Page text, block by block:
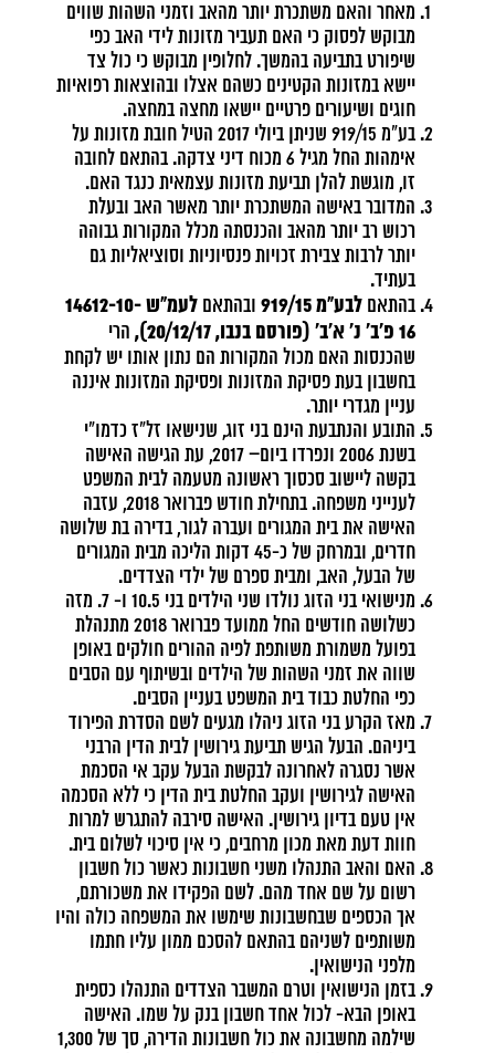
מאחר והאם משתכרת יותר מהאב וזמני השהות שווים
מבוקש לפסוק כי האם תעביר מזונות לידי האב כפי
שיפורט בתביעה בהמשך. לחלופין מבוקש כי כול צד
יישא במזונות הקטינים כשהם אצלו ובהוצאות רפואיות
חוגים ושיעורים פרטיים יישאו מחצה במחצה.
בע"מ 919/15 שניתן ביולי 2017 הטיל חובת מזונות על
אימהות החל מגיל 6 מכוח דיני צדקה. בהתאם לחובה
זו, מוגשת להלן תביעת מזונות עצמאית כנגד האם.
המדובר באישה המשתכרת יותר מאשר האב ובעלת
רכוש רב יותר מהאב והכנסתה מכלל המקורות גבוהה
יותר לרבות צבירת זכויות פנסיוניות וסוציאליות גם
בעתיד.
בהתאם לבע"מ 919/15 ובהתאם
לעמ"ש 14612-10-
16 פ'ב' נ' א'ב' (פורסם בנבו, 20/12/17),
הרי
שהכנסות האם מכול המקורות הם נתון אותו יש לקחת
בחשבון בעת פסיקת המזונות ופסיקת המזונות איננה
עניין מגדרי יותר.
התובע והנתבעת הינם בני זוג, שנישאו זל"ז כדמו"י
בשנת 2006 ונפרדו ביום– 2017, עת הגישה האישה
בקשה ליישוב סכסוך ראשונה מטעמה לבית המשפט
לענייני משפחה. בתחילת חודש פברואר 2018, עזבה
האישה את בית המגורים ועברה לגור, בדירה בת שלושה
חדרים, ובמרחק של כ-45 דקות הליכה מבית המגורים
של הבעל, האב, ומבית ספרם של ילדי הצדדים.
מנישואי בני הזוג נולדו שני הילדים בני 10.5 ו- 7. מזה
כשלושה חודשים החל ממועד פברואר 2018 מתנהלת
בפועל משמורת משותפת לפיה ההורים חולקים באופן
שווה את זמני השהות של הילדים ובשיתוף עם הסבים
כפי החלטת כבוד בית המשפט בעניין הסבים.
מאז הקרע בני הזוג ניהלו מגעים לשם הסדרת הפירוד
ביניהם. הבעל הגיש תביעת גירושין לבית הדין הרבני
אשר נסגרה לאחרונה לבקשת הבעל עקב אי הסכמת
האישה לגירושין ועקב החלטת בית הדין כי ללא הסכמה
אין טעם בדיון גירושין. האישה סירבה להתגרש למרות
חוות דעת מאת מכון מרחבים, כי אין סיכוי לשלום בית.
האם והאב התנהלו משני חשבונות כאשר כול חשבון
רשום על שם אחד מהם. לשם הפקידו את משכורתם,
אך הכספים שבחשבונות שימשו את המשפחה כולה והיו
משותפים לשניהם בהתאם להסכם ממון עליו חתמו
מלפני הנישואין.
בזמן הנישואין וטרם המשבר הצדדים התנהלו כספית
באופן הבא- לכול אחד חשבון בנק על שמו. האישה
שילמה מחשבונה את כול חשבונות הדירה, סך של 1,300